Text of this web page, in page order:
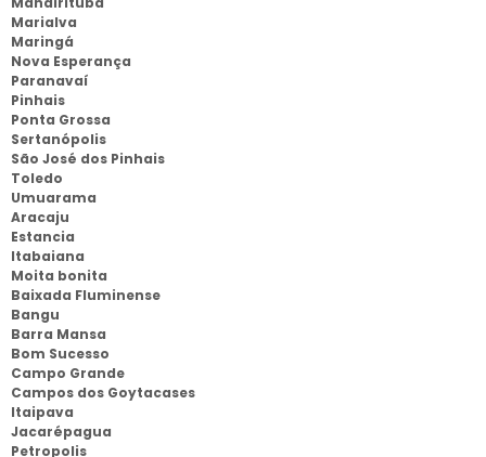
Marialva
Maringá
Nova Esperança
Paranavaí
Pinhais
Ponta Grossa
Sertanópolis
São José dos Pinhais
Toledo
Umuarama
Aracaju
Estancia
Itabaiana
Moita bonita
Baixada Fluminense
Bangu
Barra Mansa
Bom Sucesso
Campo Grande
Campos dos Goytacases
Itaipava
Jacarépagua
Petropolis